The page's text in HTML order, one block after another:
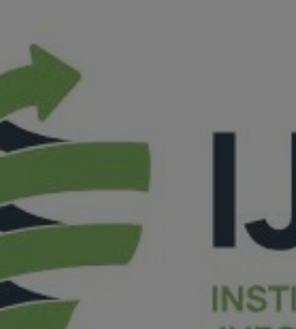
SALAS DE CASINOS,
a un sector que
y seguro,
/ Fundación